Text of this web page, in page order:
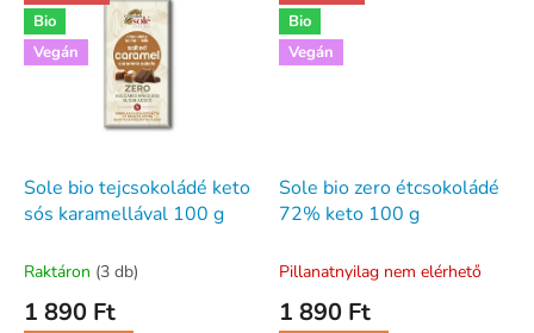
Bio
Vegán
Sole bio tejcsokoládé keto
sós karamellával 100 g
Raktáron (3 db)
1 890 Ft
Bio
Vegán
Sole bio zero étcsokoládé
72% keto 100 g
Pillanatnyilag nem elérhető
1 890 Ft